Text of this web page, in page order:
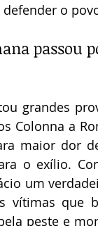
o
passou
grandes
Colonna a
maior dor
o exílio.
um
vítimas que
peste e